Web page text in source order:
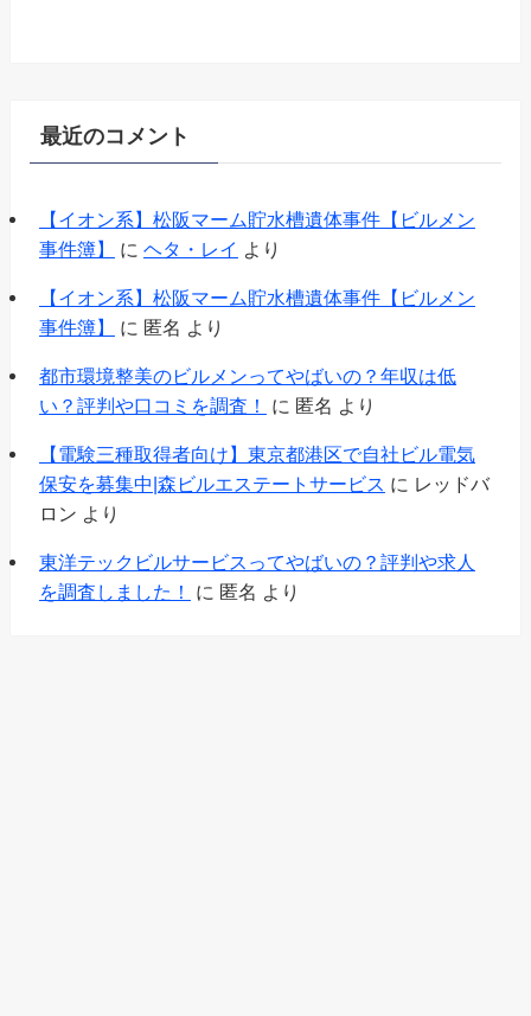
最近のコメント
【イオン系】松阪マーム貯水槽遺体事件【ビルメン
事件簿】
に ヘタ・レイ より
【イオン系】松阪マーム貯水槽遺体事件【ビルメン
事件簿】
に 匿名 より
都市環境整美のビルメンってやばいの？年収は低
い？評判や口コミを調査！
に 匿名 より
【電験三種取得者向け】東京都港区で自社ビル電気
保安を募集中|森ビルエステートサービス に レッドバ
ロン より
東洋テックビルサービスってやばいの？評判や求人
を調査しました！
に 匿名 より